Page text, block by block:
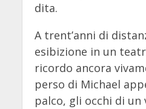
dita.
A trent’anni di
esibizione in un
ricordo ancora
perso di Michael
palco, gli occhi di un